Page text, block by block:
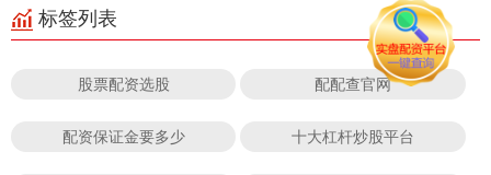
标签列表
股票配资选股 配配查官网
配资保证金要多少 十大杠杆炒股平台